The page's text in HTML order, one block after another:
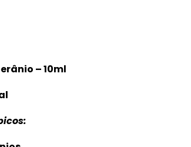
– 10ml